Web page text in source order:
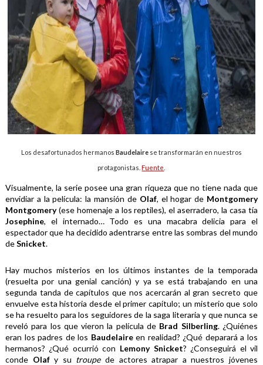
Los desafortunados hermanos Baudelaire se transformarán en nuestros
protagonistas.Fuente
Visualmente, la serie posee una gran riqueza que no tiene nada que
envidiar a la película: la mansión de Olaf, el hogar de Montgomery
Montgomery
Josephine, el internado… Todo es una macabra delicia para el
espectador que ha decidido adentrarse entre las sombras del mundo
de Snicket.
Hay muchos misterios en los últimos instantes de la temporada
(resuelta por una genial canción) y ya se está trabajando en una
segunda tanda de capítulos que nos acercarán al gran secreto que
envuelve esta historia desde el primer capítulo; un misterio que solo
se ha resuelto para los seguidores de la saga literaria y que nunca se
reveló para los que vieron la película de Brad Silberling. ¿Quiénes
eran los padres de los Baudelaire en realidad? ¿Qué deparará a los
hermanos? ¿Qué ocurrió con Lemony Snicket? ¿Conseguirá el vil
conde Olaf y su troupe de actores atrapar a nuestros jóvenes